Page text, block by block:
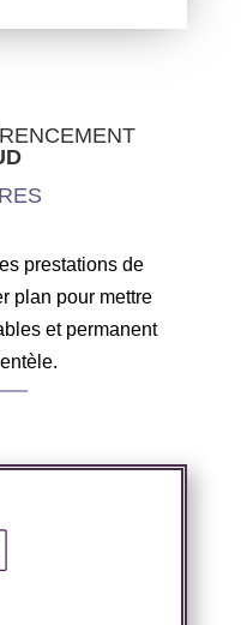
prestations de
plan pour mettre
et permanent
votre site web à
les principaux